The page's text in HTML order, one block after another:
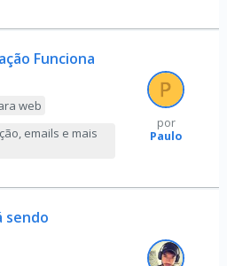
Funciona
web
emails e mais
por
Paulo
sendo